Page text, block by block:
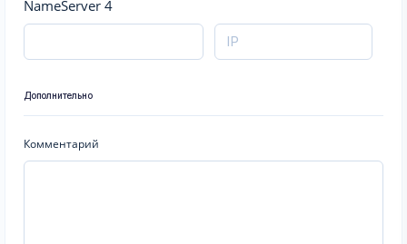
NameServer 4
Дополнительно
Комментарий